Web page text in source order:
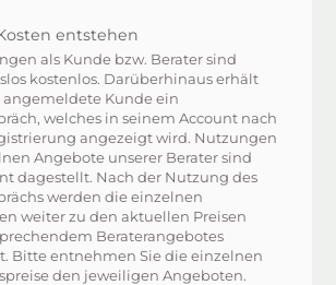
entstehen
als Kunde bzw. Berater sind
kostenlos. Darüberhinaus erhält
angemeldete Kunde ein
welches in seinem Account nach
angezeigt wird. Nutzungen
Angebote unserer Berater sind
dagestellt. Nach der Nutzung des
werden die einzelnen
weiter zu den aktuellen Preisen
Beraterangebotes
Bitte entnehmen Sie die einzelnen
den jeweiligen Angeboten.